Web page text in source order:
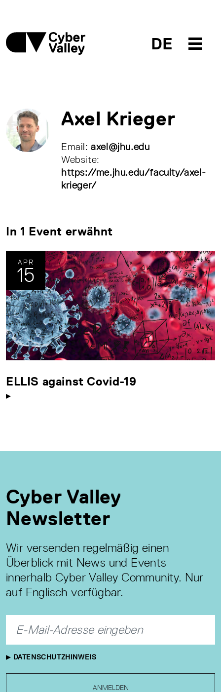
DE
Axel Krieger
Email:axel@jhu.edu
Website:
https://me.jhu.edu/faculty/axel-
krieger/
In 1 Event erwähnt
APR
15
ELLIS against Covid-19
Cyber Valley
Newsletter
Wir versenden regelmäßig einen
Überblick mit News und Events
innerhalb Cyber Valley Community. Nur
auf Englisch verfügbar.
DATENSCHUTZHINWEIS
ANMELDEN